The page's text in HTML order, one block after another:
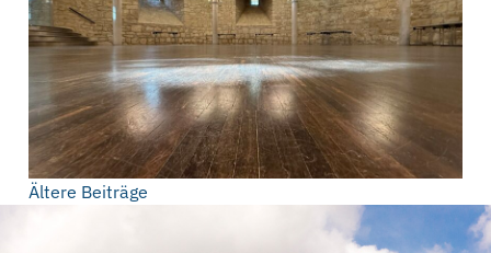
Beitragsnavigation
Ältere Beiträge